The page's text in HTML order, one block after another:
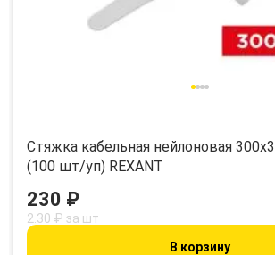
Стяжка кабельная нейлоновая
(100 шт/уп) REXANT
230 ₽
2.30 ₽ за шт
В корзину